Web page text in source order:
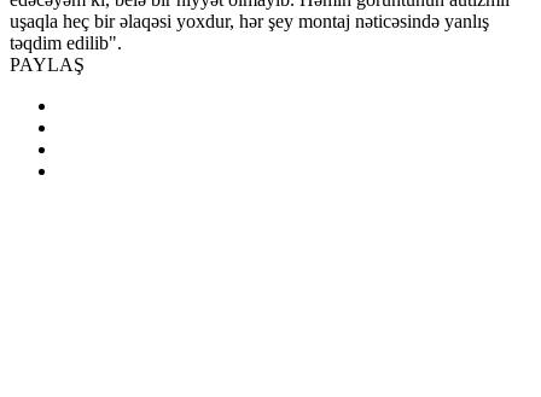
uşaqla heç bir əlaqəsi yoxdur, hər şey montaj nəticəsində yanlış
təqdim edilib".
PAYLAŞ